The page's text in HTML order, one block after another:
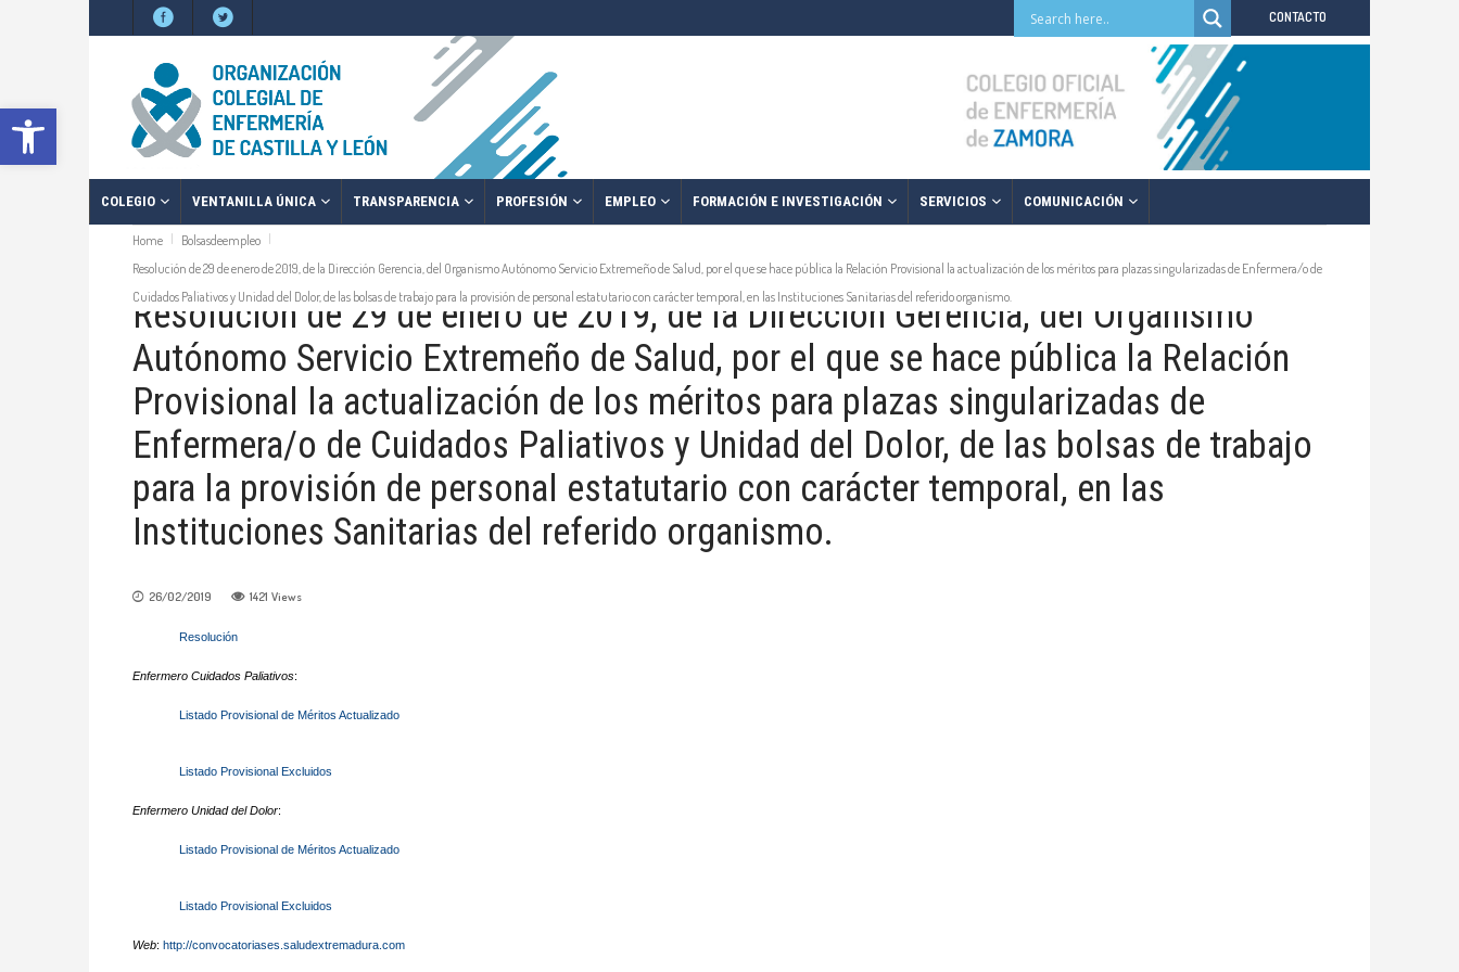
Abrir barra de herramientas
CONTACTO
COLEGIO VENTANILLA ÚNICA TRANSPARENCIA PROFESIÓN EMPLEO FORMACIÓN E INVESTIGACIÓN SERVICIOS COMUNICACIÓN
Home
Bolsasdeempleo
Resolución de 29 de enero de 2019, de la Dirección Gerencia, del Organismo Autónomo Servicio Extremeño de Salud, por el que se hace pública la Relación Provisional la actualización de los méritos para plazas singularizadas de Enfermera/o de
Cuidados Paliativos y Unidad del Dolor, de las bolsas de trabajo para la provisión de personal estatutario con carácter temporal, en las Instituciones Sanitarias del referido organismo.
Resolución de 29 de enero de 2019, de la Dirección Gerencia, del Organismo
Autónomo Servicio Extremeño de Salud, por el que se hace pública la Relación
Provisional la actualización de los méritos para plazas singularizadas de
Enfermera/o de Cuidados Paliativos y Unidad del Dolor, de las bolsas de trabajo
para la provisión de personal estatutario con carácter temporal, en las
Instituciones Sanitarias del referido organismo.
26/02/2019 1421 Views
Resolución
Enfermero Cuidados Paliativos:
Listado Provisional de Méritos Actualizado
Listado Provisional Excluidos
Enfermero Unidad del Dolor:
Listado Provisional de Méritos Actualizado
Listado Provisional Excluidos
Web: http://convocatoriases.saludextremadura.com